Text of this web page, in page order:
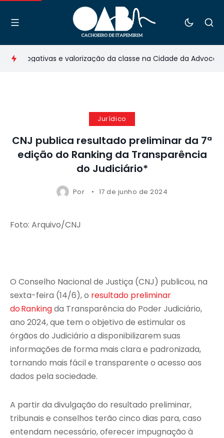
e valorização da classe na Cidade da Advocacia
Jurídico
CNJ publica resultado preliminar da 7ª
edição do Ranking da Transparência
do Judiciário*
Por 17 de junho de 2024
Foto: Arquivo/CNJ
O Conselho Nacional de Justiça (CNJ) publicou, na
sexta-feira (14/6), o resultado preliminar
do Rankingda Transparência do Poder Judiciário,
ano 2024, que tem o objetivo de estimular os
órgãos do Judiciário a disponibilizarem suas
informações de forma mais clara e padronizada,
tornando mais fácil e transparente o acesso aos
dados pela sociedade.
A partir da divulgação do resultado preliminar,
tribunais e conselhos terão cinco dias para, caso
entendam necessário, oferecer impugnação à